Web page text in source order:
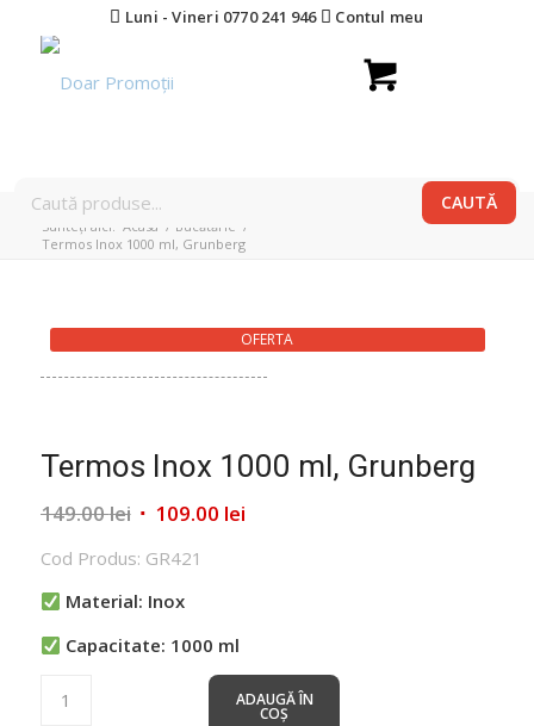
Luni - Vineri 0770 241 946 Contul meu
Sunteți aici: Acasa / Bucătărie /
Termos Inox 1000 ml, Grunberg
OFERTA
Termos Inox 1000 ml, Grunberg
149.00lei Prețul
a
fost:
109.00 leiPrețul
Cod Produs: GR421
Material: Inox
Capacitate: 1000 ml
ADAUGĂ ÎN
COȘ